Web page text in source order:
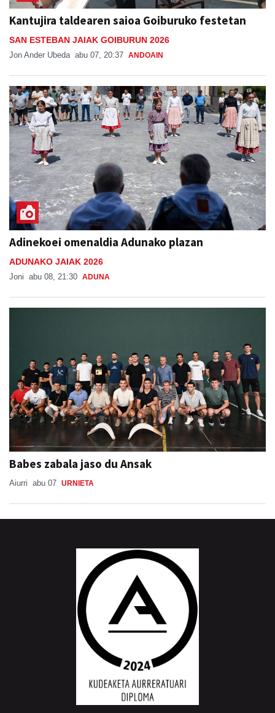
Kantujira taldearen saioa Goiburuko festetan
SAN ESTEBAN JAIAK GOIBURUN 2026
Jon Ander Ubeda abu 07, 20:37 ANDOAIN
Adinekoei omenaldia Adunako plazan
ADUNAKO JAIAK 2026
Joni abu 08, 21:30 ADUNA
Babes zabala jaso du Ansak
Aiurri abu 07 URNIETA